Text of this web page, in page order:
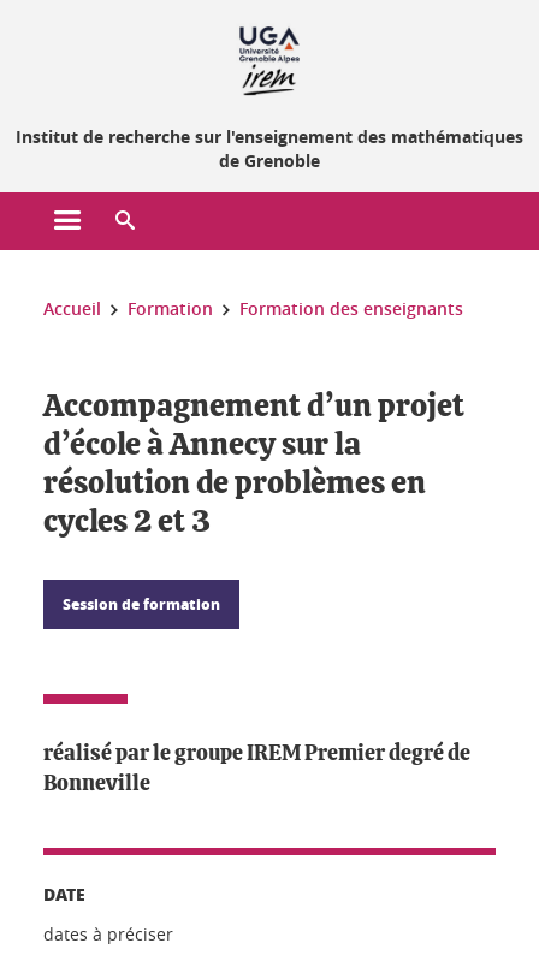
Institut de recherche sur l'enseignement des mathématiques
de Grenoble
Ouvrir le menu principal
Vous êtes ici :
Accueil Formation Formation des enseignants
Accompagnement d’un projet
d’école à Annecy sur la
résolution de problèmes en
cycles 2 et 3
Session de formation
réalisé par le groupe IREM Premier degré de
Bonneville
DATE
dates à préciser